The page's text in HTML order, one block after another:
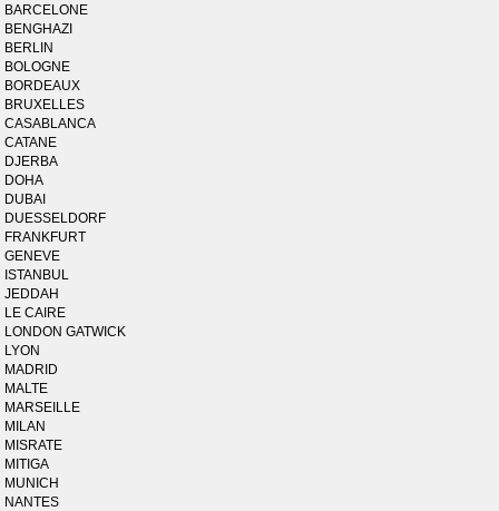
BARCELONE
BENGHAZI
BERLIN
BOLOGNE
BORDEAUX
BRUXELLES
CASABLANCA
CATANE
DJERBA
DOHA
DUBAI
DUESSELDORF
FRANKFURT
GENEVE
ISTANBUL
JEDDAH
LE CAIRE
LONDON GATWICK
LYON
MADRID
MALTE
MARSEILLE
MILAN
MISRATE
MITIGA
MUNICH
NANTES